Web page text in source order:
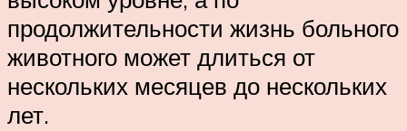
продолжительности жизнь больного
животного может длиться от
нескольких месяцев до нескольких
лет.